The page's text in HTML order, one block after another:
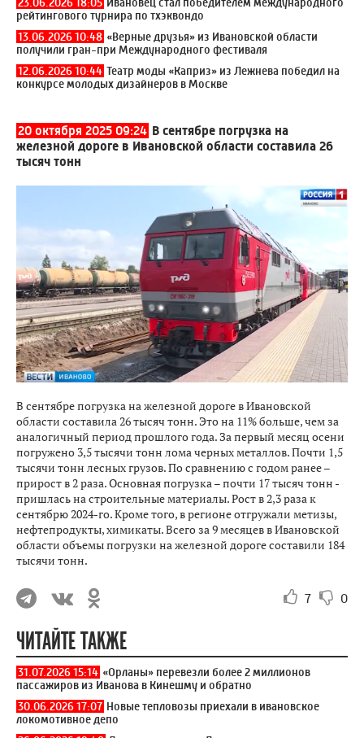
23.06.2026 18:05 Ивановец стал победителем международного
рейтингового турнира по тхэквондо
13.06.2026 10:48 «Верные друзья» из Ивановской области
получили гран-при Международного фестиваля
12.06.2026 10:44 Театр моды «Каприз» из Лежнева победил на
конкурсе молодых дизайнеров в Москве
20 октября 2025 09:24 В сентябре погрузка на
железной дороге в Ивановской области составила 26
тысяч тонн
В сентябре погрузка на железной дороге в Ивановской
области составила 26 тысяч тонн. Это на 11% больше, чем за
аналогичный период прошлого года. За первый месяц осени
погружено 3,5 тысячи тонн лома черных металлов. Почти 1,5
тысячи тонн лесных грузов. По сравнению с годом ранее –
прирост в 2 раза. Основная погрузка – почти 17 тысяч тонн -
пришлась на строительные материалы. Рост в 2,3 раза к
сентябрю 2024-го. Кроме того, в регионе отгружали метизы,
нефтепродукты, химикаты. Всего за 9 месяцев в Ивановской
области объемы погрузки на железной дороге составили 184
тысячи тонн.
7 0
ЧИТАЙТЕ ТАКЖЕ
31.07.2026 15:14 «Орланы» перевезли более 2 миллионов
пассажиров из Иванова в Кинешму и обратно
30.06.2026 17:07 Новые тепловозы приехали в ивановское
локомотивное депо